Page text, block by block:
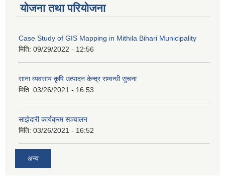
योजना तथा परियोजना
Case Study of GIS Mapping in Mithila Bihari Municipality
मिति: 09/29/2022 - 12:56
साना व्यवसाय कृषि उत्पादन केन्द्र सम्वन्धी सुचना
मिति: 03/26/2021 - 16:53
साझेदारी कार्यक्रम सञ्चालन
मिति: 03/26/2021 - 16:52
अन्य